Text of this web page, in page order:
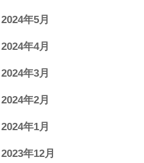
2024年5月
2024年4月
2024年3月
2024年2月
2024年1月
2023年12月